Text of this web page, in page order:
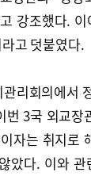
강조했다.
고 덧붙였다.
리회의에서
번 3국 외교
자는 취지로
았다. 이와